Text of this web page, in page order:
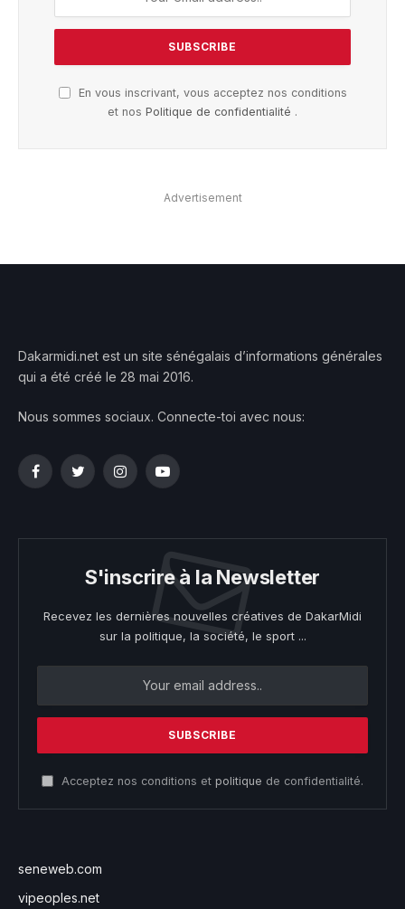
En vous inscrivant, vous acceptez nos conditions
et nos Politique de confidentialité .
Advertisement
Dakarmidi.net est un site sénégalais d’informations générales
qui a été créé le 28 mai 2016.
Nous sommes sociaux. Connecte-toi avec nous:
FacebookTwitterInstagramYouTube
S'inscrire à la Newsletter
Recevez les dernières nouvelles créatives de DakarMidi
sur la politique, la société, le sport ...
Acceptez nos conditions et politique de confidentialité.
seneweb.com
vipeoples.net